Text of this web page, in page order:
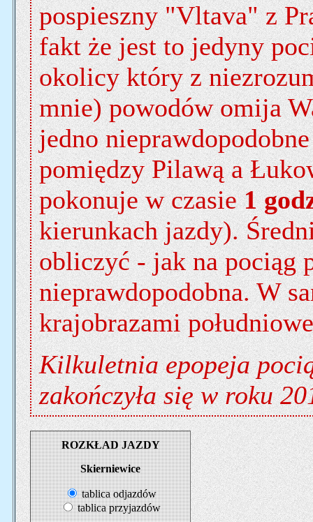
pospieszny "Vltava" z
fakt że jest to jedyny
okolicy który z
mnie) powodów omija
jedno
pomiędzy Pilawą a
pokonuje w czasie1
kierunkach jazdy).
obliczyć - jak na pociąg
nieprawdopodobna. W
krajobrazami
Kilkuletnia epopeja
zakończyła się w roku
ROZKŁAD JAZDY
Skierniewice
tablica odjazdów
tablica przyjazdów